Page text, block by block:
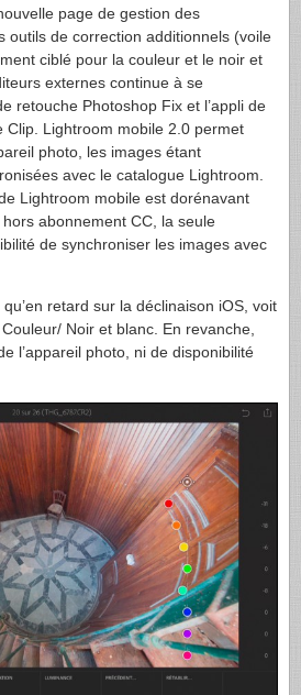
page de gestion des
outils de correction additionnels (voile
ciblé pour la couleur et le noir et
externes continue à se
retouche Photoshop Fix et l’appli de
Clip. Lightroom mobile 2.0 permet
photo, les images étant
avec le catalogue Lightroom.
Lightroom mobile est dorénavant
abonnement CC, la seule
de synchroniser les images avec
retard sur la déclinaison iOS, voit
Noir et blanc. En revanche,
l’appareil photo, ni de disponibilité